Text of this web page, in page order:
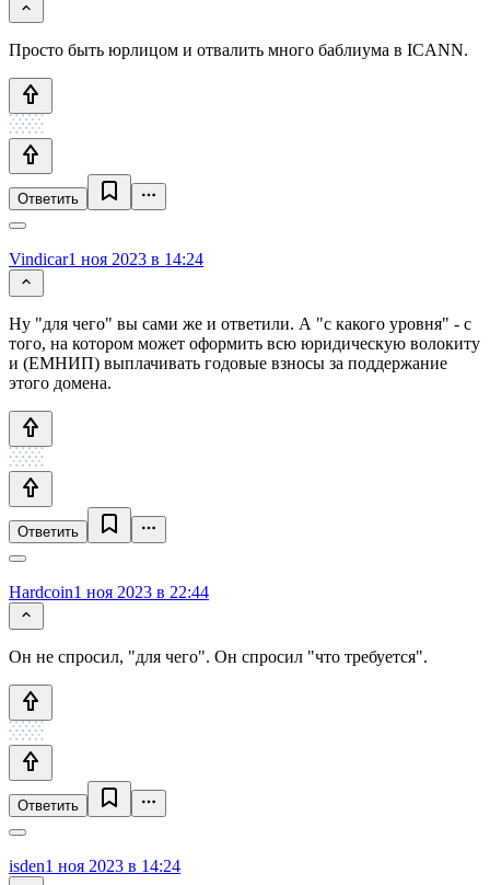
Просто быть юрлицом и отвалить много баблиума в ICANN.
Ответить
Vindicar1 ноя 2023 в 14:24
Ну "для чего" вы сами же и ответили. А "с какого уровня" - с
того, на котором может оформить всю юридическую волокиту
и (ЕМНИП) выплачивать годовые взносы за поддержание
этого домена.
Ответить
Hardcoin1 ноя 2023 в 22:44
Он не спросил, "для чего". Он спросил "что требуется".
Ответить
isden1 ноя 2023 в 14:24